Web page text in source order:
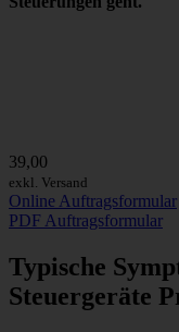
39,00
exkl. Versand
Online Auftragsformular
PDF Auftragsformular
Typische
Steuergeräte